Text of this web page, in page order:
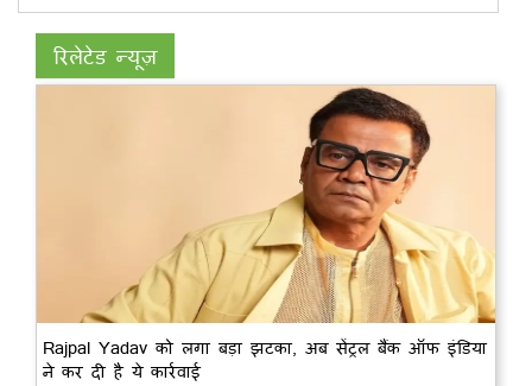
रिलेटेड न्यूज़
Rajpal Yadav को लगा बड़ा झटका, अब सेंट्रल बैंक ऑफ इंडिया
ने कर दी है ये कार्रवाई